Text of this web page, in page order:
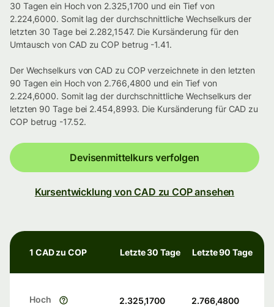
30 Tagen ein Hoch von 2.325,1700 und ein Tief von
2.224,6000. Somit lag der durchschnittliche Wechselkurs der
letzten 30 Tage bei 2.282,1547. Die Kursänderung für den
Umtausch von CAD zu COP betrug -1.41.
Der Wechselkurs von CAD zu COP verzeichnete in den letzten
90 Tagen ein Hoch von 2.766,4800 und ein Tief von
2.224,6000. Somit lag der durchschnittliche Wechselkurs der
letzten 90 Tage bei 2.454,8993. Die Kursänderung für CAD zu
COP betrug -17.52.
Devisenmittelkurs verfolgen
Kursentwicklung von CAD zu COP ansehen
1 CAD zu COP Letzte 30 Tage Letzte 90 Tage
Hoch 2.325,1700 2.766,4800